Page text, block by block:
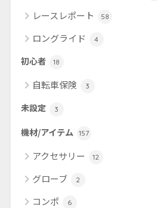
レースレポート 58
ロングライド 4
初心者 18
自転車保険 3
未設定 3
機材/アイテム 157
アクセサリー 12
グローブ 2
コンポ 6